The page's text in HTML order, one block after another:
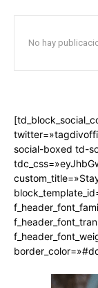
No hay
social-boxed td-